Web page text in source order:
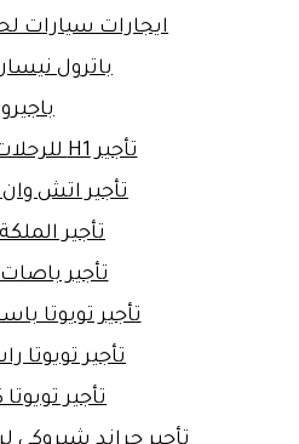
ايجارات سيارات
باترول نيسان
باجيرو
تأجير H1 للرحلات العائلية
تأجير اتش
تأجير الملكة
تأجير
تأجير تويوتا
تأجير تويوتا راش
تأجير تويوتا